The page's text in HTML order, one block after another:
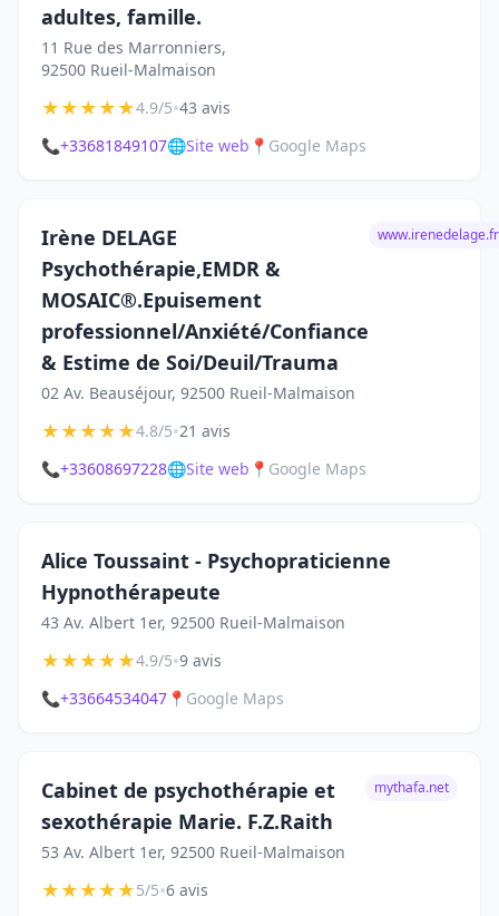
adultes, famille.
11 Rue des Marronniers,
92500 Rueil-Malmaison
★★★★★4.9/5•43 avis
📞+33681849107🌐Site web 📍 Google Maps
Irène DELAGE
Psychothérapie,EMDR &
MOSAIC®️.Epuisement
professionnel/Anxiété/Confiance
& Estime de Soi/Deuil/Trauma
02 Av. Beauséjour, 92500 Rueil-Malmaison
www.irenedelage.fr
★★★★★4.8/5•21 avis
📞+33608697228🌐Site web 📍 Google Maps
Alice Toussaint - Psychopraticienne
Hypnothérapeute
43 Av. Albert 1er, 92500 Rueil-Malmaison
★★★★★4.9/5•9 avis
📞+33664534047 📍 Google Maps
Cabinet de psychothérapie et
sexothérapie Marie. F.Z.Raith
53 Av. Albert 1er, 92500 Rueil-Malmaison
mythafa.net
★★★★★5/5•6 avis